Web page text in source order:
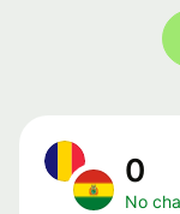
0
No